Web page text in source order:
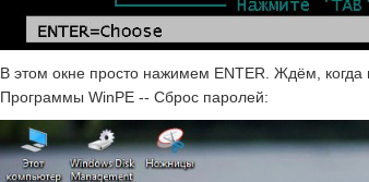
В этом окне просто нажимем ENTER. Ждём, когда
Программы WinPE -- Сброс паролей: